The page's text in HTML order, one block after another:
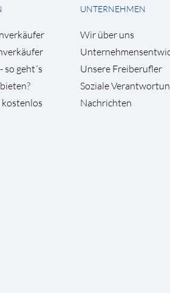
geht´s
UNTERNEHMEN
Wir über uns
Unsere Freiberufler
Soziale
Nachrichten